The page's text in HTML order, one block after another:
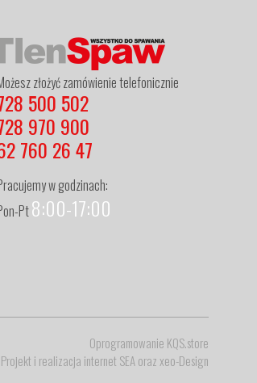
złożyć zamówienie telefonicznie
500 502
970 900
760 26 47
w godzinach:
Pt8:00-17:00
Oprogramowanie KQS.store
Projekt i realizacja internet SEA orazxeo-Design